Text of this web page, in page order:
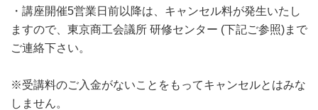
・講座開催5営業日前以降は、キャンセル料が発生いたし
ますので、東京商工会議所 研修センター (下記ご参照)まで
ご連絡下さい。
※受講料のご入金がないことをもってキャンセルとはみな
しません。